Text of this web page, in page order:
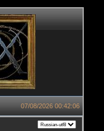
07/08/2026 00:42:06